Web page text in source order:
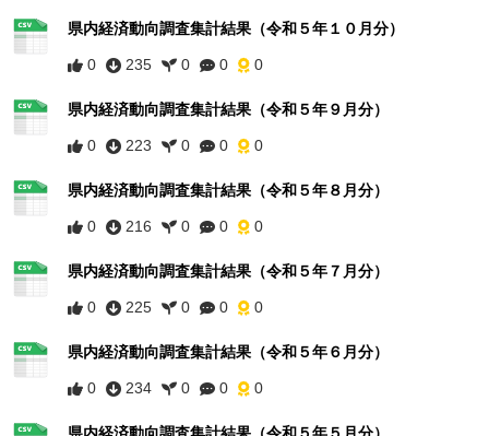
県内経済動向調査集計結果（令和５年１０月分）
0 235 0 0 0
県内経済動向調査集計結果（令和５年９月分）
0 223 0 0 0
県内経済動向調査集計結果（令和５年８月分）
0 216 0 0 0
県内経済動向調査集計結果（令和５年７月分）
0 225 0 0 0
県内経済動向調査集計結果（令和５年６月分）
0 234 0 0 0